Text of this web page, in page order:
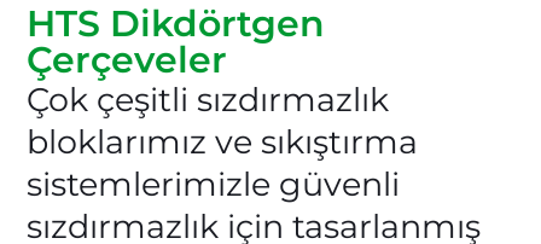
HTS Dikdörtgen
Çerçeveler
Çok çeşitli sızdırmazlık
bloklarımız ve sıkıştırma
sistemlerimizle güvenli
sızdırmazlık için tasarlanmış